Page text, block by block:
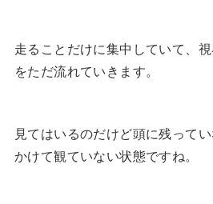
走ることだけに集中していて、
をただ流れていきます。
見てはいるのだけど頭に残って
かけて観ていない状態ですね。